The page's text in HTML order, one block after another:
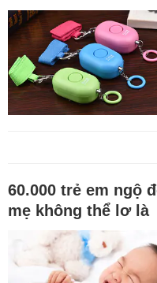
60.000 trẻ em ngộ
mẹ không thể lơ là